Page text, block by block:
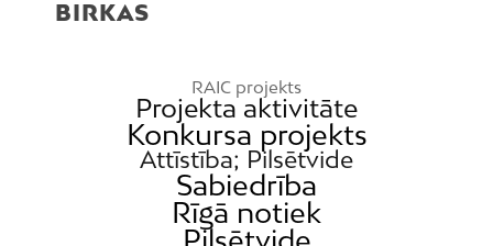
BIRKAS
RAIC projekts
Projekta aktivitāte
Konkursa projekts
Attīstība; Pilsētvide
Sabiedrība
Rīgā notiek